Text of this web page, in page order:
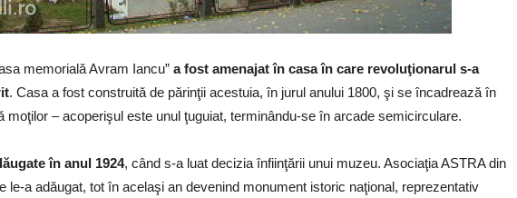
memorială Avram Iancu” a fost amenajat în casa în care revoluţionarul s-a
. Casa a fost construită de părinţii acestuia, în jurul anului 1800, şi se încadrează în
moţilor – acoperişul este unul ţuguiat, terminându-se în arcade semicirculare.
în anul 1924, când s-a luat decizia înfiinţării unui muzeu. Asociaţia ASTRA din
le-a adăugat, tot în acelaşi an devenind monument istoric naţional, reprezentativ